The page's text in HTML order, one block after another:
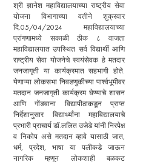
श्री ज्ञानेश महाविद्यालयाच्या राष्ट्रीय सेवा
योजना विभागाच्या वतीने शुक्रवार
दि.05/04/2024 महाविद्यालयाच्या
प्रांगणामध्ये सकाळी ठीक ८ वाजता
महाविद्यालयात उपस्थित सर्व विद्यार्थी आणि
राष्ट्रीय सेवा योजनेचे स्वयंसेवक हे मतदार
जनजागृती या कार्यक्रमात सहभागी होते.
येणाऱ्या लोकसभा निवडणुकीच्या पार्श्वभूमीवर
मतदान जनजागृती कार्यक्रम घेण्याचे शासन
आणि गोंडवाना विद्यापीठाकडून प्राप्त
निर्देशानुसार विद्यार्थ्यांना महाविद्यालयाचे
प्रभारी प्राचार्य डॉ.ललित उजेडे यांनी निरपेक्ष
व निकोप असे मतदान व्हावे यासाठी जात,
धर्म, प्रदेश, भाषा या पलीकडे जाऊन
नागरिक म्हणून लोकशाही बळकट